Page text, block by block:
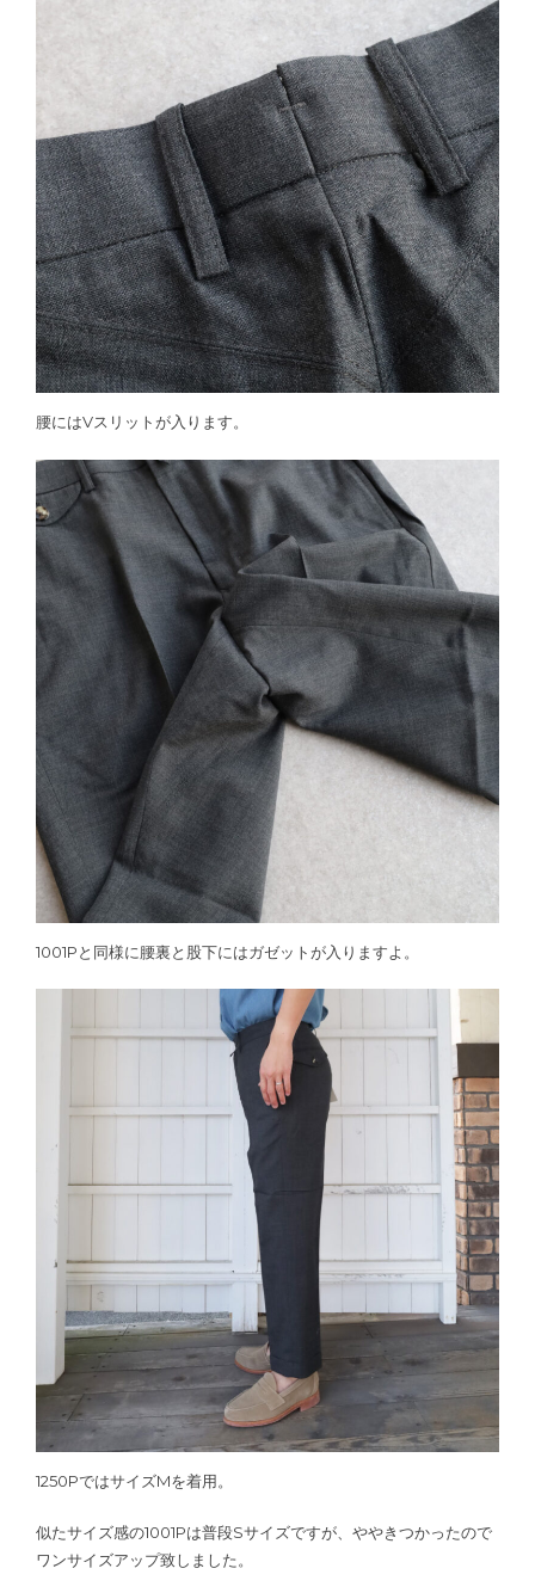
腰にはVスリットが入ります。
1001Pと同様に腰裏と股下にはガゼットが入りますよ。
1250PではサイズMを着用。
似たサイズ感の1001Pは普段Sサイズですが、ややきつかったので
ワンサイズアップ致しました。